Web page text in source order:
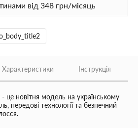
від 348 грн/місяць
Характеристики Інструкція
- це новітня модель на українському
передові технології та безпечний